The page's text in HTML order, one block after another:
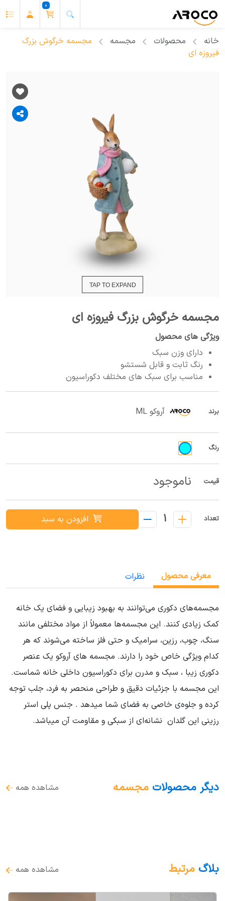
0
خانه محصولات مجسمه
مجسمه خرگوش بزرگ
فیروزه ای
TAP TO EXPAND
مجسمه خرگوش بزرگ فیروزه ای
ویژگی های محصول
دارای وزن سبک
رنگ ثابت و قابل شستشو
مناسب برای سبک های مختلف دکوراسیون
برند آروکو ML
رنگ
قیمت ناموجود
تعداد 1 افزودن به سبد
معرفی محصول نظرات
مجسمه‌های دکوری می‌توانند به بهبود زیبایی و فضای یک خانه
کمک زیادی کنند. این مجسمه‌ها معمولاً از مواد مختلفی مانند
سنگ، چوب، رزین، سرامیک و حتی فلز ساخته می‌شوند که هر
کدام ویژگی خاص خود را دارند. مجسمه های آروکو یک عنصر
دکوری زیبا ، سبک و مدرن برای دکوراسیون داخلی خانه شماست.
این مجسمه با جزئیات دقیق و طراحی منحصر به فرد، جلب توجه
کرده و جلوه‌ی خاصی به فضای شما میدهد . جنس پلی استر
رزینی این گلدان نشانه‌ای از سبکی و مقاومت آن میباشد.
دیگر محصولات مجسمه مشاهده همه
بلاگ مرتبط مشاهده همه